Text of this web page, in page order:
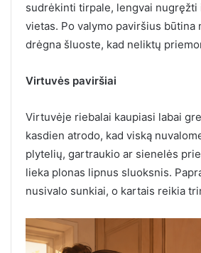
sudrėkinti tirpale, lengvai nugręžti
vietas. Po valymo paviršius būtina
drėgna šluoste, kad neliktų
Virtuvės paviršiai
Virtuvėje riebalai kaupiasi labai
kasdien atrodo, kad viską
plytelių, gartraukio ar sienelės
lieka plonas lipnus sluoksnis.
nusivalo sunkiai, o kartais reikia